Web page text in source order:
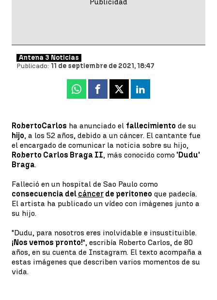
Antena 3 Noticias
Publicado: 11 de septiembre de 2021, 18:47
Whatsapp
Facebook
X Linkedin
RobertoCarlos ha anunciado el fallecimiento de su
hijo, a los 52 años, debido a un cáncer. El cantante fue
el encargado de comunicar la noticia sobre su hijo,
Roberto Carlos Braga II, más conocido como 'Dudu'
Braga.
Falleció en un hospital de Sao Paulo como
consecuencia del cáncer de peritoneo que padecía.
El artista ha publicado un vídeo con imágenes junto a
su hijo.
"Dudu, para nosotros eres inolvidable e insustituible.
¡Nos vemos pronto!", escribía Roberto Carlos, de 80
años, en su cuenta de Instagram. El texto acompaña a
estas imágenes que describen varios momentos de su
vida.